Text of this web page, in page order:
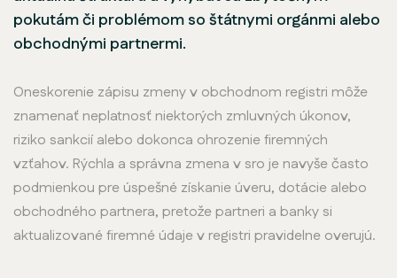
pokutám či problémom so štátnymi orgánmi alebo
obchodnými partnermi.
Oneskorenie zápisu zmeny v obchodnom registri môže
znamenať neplatnosť niektorých zmluvných úkonov,
riziko sankcií alebo dokonca ohrozenie firemných
vzťahov. Rýchla a správna zmena v sro je navyše často
podmienkou pre úspešné získanie úveru, dotácie alebo
obchodného partnera, pretože partneri a banky si
aktualizované firemné údaje v registri pravidelne overujú.